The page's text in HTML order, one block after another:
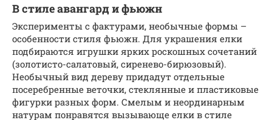
В стиле авангард и фьюжн
Эксперименты с фактурами, необычные формы –
особенности стиля фьюжн. Для украшения елки
подбираются игрушки ярких роскошных сочетаний
(золотисто-салатовый, сиренево-бирюзовый).
Необычный вид дереву придадут отдельные
посеребренные веточки, стеклянные и пластиковые
фигурки разных форм. Смелым и неординарным
натурам понравятся вызывающе елки в стиле